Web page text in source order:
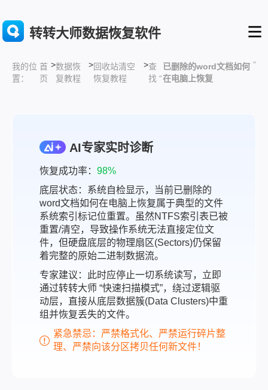
转转大师数据恢复软件
我的位
置：
首
页
>数据恢
复教程
>回收站清空
恢复教程
>查
找 “
已删除的word文档如何
在电脑上恢复
”
AI专家实时诊断
恢复成功率： 98%
底层状态：系统自检显示，当前已删除的
word文档如何在电脑上恢复属于典型的文件
系统索引标记位重置。虽然NTFS索引表已被
重置/清空，导致操作系统无法直接定位文
件，但硬盘底层的物理扇区(Sectors)仍保留
着完整的原始二进制数据流。
专家建议：此时应停止一切系统读写，立即
通过转转大师 “快速扫描模式”，绕过逻辑驱
动层，直接从底层数据簇(Data Clusters)中重
组并恢复丢失的文件。
紧急禁忌：严禁格式化、严禁运行碎片整
理、严禁向该分区拷贝任何新文件！